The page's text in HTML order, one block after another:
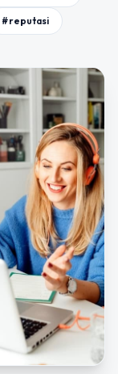
#reputasi